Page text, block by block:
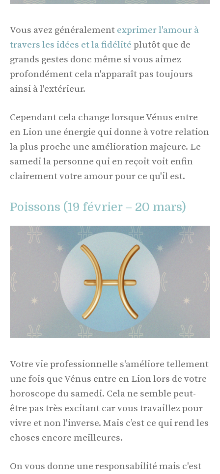
Vous avez généralement exprimer l'amour à
travers les idées et la fidélité plutôt que de
grands gestes donc même si vous aimez
profondément cela n'apparaît pas toujours
ainsi à l'extérieur.
Cependant cela change lorsque Vénus entre
en Lion une énergie qui donne à votre relation
la plus proche une amélioration majeure. Le
samedi la personne qui en reçoit voit enfin
clairement votre amour pour ce qu'il est.
Poissons (19 février – 20 mars)
Votre vie professionnelle s'améliore tellement
une fois que Vénus entre en Lion lors de votre
horoscope du samedi. Cela ne semble peut-
être pas très excitant car vous travaillez pour
vivre et non l'inverse. Mais c’est ce qui rend les
choses encore meilleures.
On vous donne une responsabilité mais c'est